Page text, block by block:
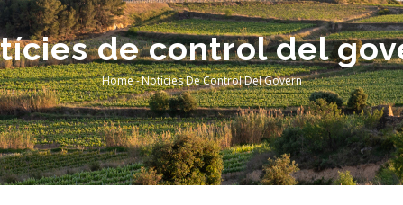
de control del
Breadcrumb
Home-Notícies De Control Del Govern